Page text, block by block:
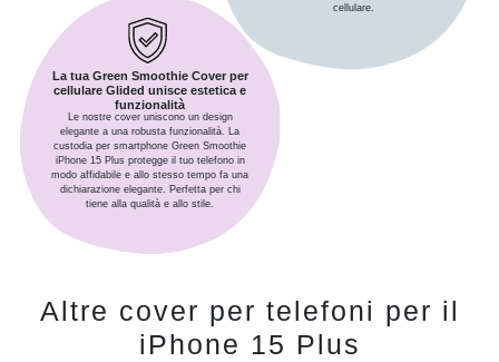
cellulare.
La tua Green Smoothie Cover per
cellulare Glided unisce estetica e
funzionalità
Le nostre cover uniscono un design
elegante a una robusta funzionalità. La
custodia per smartphone Green Smoothie
iPhone 15 Plus protegge il tuo telefono in
modo affidabile e allo stesso tempo fa una
dichiarazione elegante. Perfetta per chi
tiene alla qualità e allo stile.
Altre cover per telefoni per il
iPhone 15 Plus